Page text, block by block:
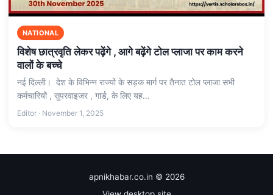
NATIONAL
विशेष छात्रवृति लेकर पढ़ेंगे , आगे बढ़ेंगे टोल प्लाजा पर काम करने
वालों के बच्चे
नई दिल्ली। देश के विभिन्न राज्यों के सड़क मार्ग पर तैनात टोल प्लाजा सभी
कर्मचारियों , सुपरवाइजर , गार्ड, के लिए यह…
Editor · November 1, 2025
apnikhabar.co.in © 2026